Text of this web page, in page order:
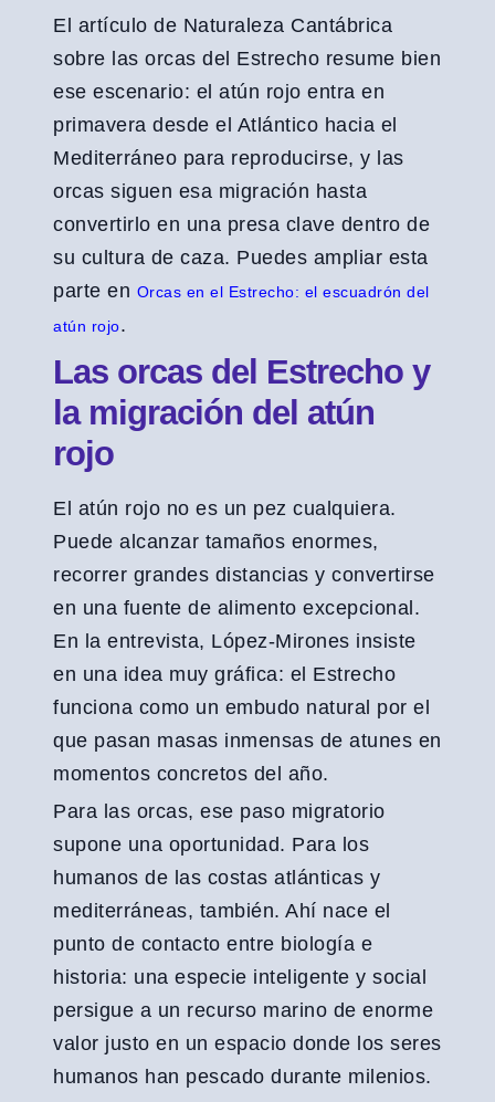
El artículo de Naturaleza Cantábrica
sobre las orcas del Estrecho resume bien
ese escenario: el atún rojo entra en
primavera desde el Atlántico hacia el
Mediterráneo para reproducirse, y las
orcas siguen esa migración hasta
convertirlo en una presa clave dentro de
su cultura de caza. Puedes ampliar esta
parte en Orcas en el Estrecho: el escuadrón del
atún rojo.
Las orcas del Estrecho y
la migración del atún
rojo
El atún rojo no es un pez cualquiera.
Puede alcanzar tamaños enormes,
recorrer grandes distancias y convertirse
en una fuente de alimento excepcional.
En la entrevista, López-Mirones insiste
en una idea muy gráfica: el Estrecho
funciona como un embudo natural por el
que pasan masas inmensas de atunes en
momentos concretos del año.
Para las orcas, ese paso migratorio
supone una oportunidad. Para los
humanos de las costas atlánticas y
mediterráneas, también. Ahí nace el
punto de contacto entre biología e
historia: una especie inteligente y social
persigue a un recurso marino de enorme
valor justo en un espacio donde los seres
humanos han pescado durante milenios.